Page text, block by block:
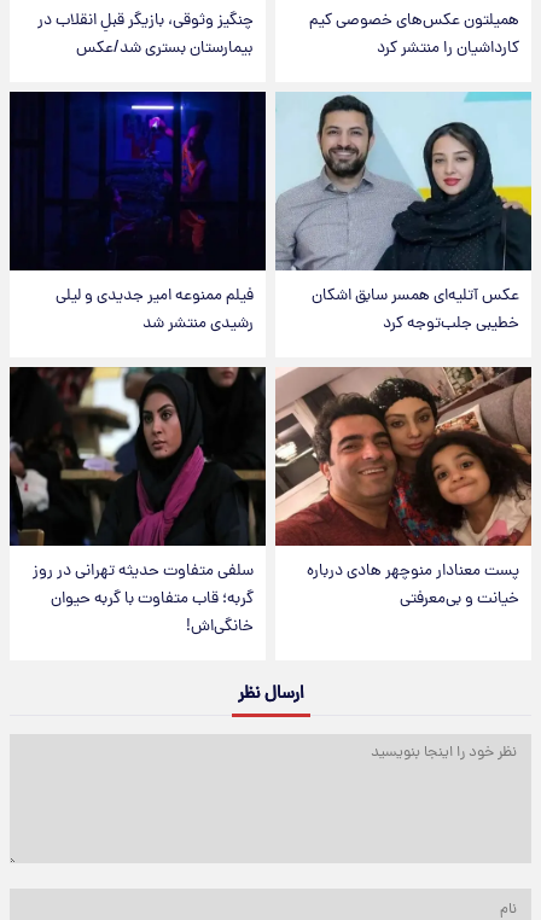
همیلتون عکس‌های خصوصی کیم‌
کارداشیان را منتشر کرد
چنگیز وثوقی، بازیگر قبلِ انقلاب در
بیمارستان بستری شد/عکس
عکس‌ آتلیه‌ای همسر سابق اشکان
خطیبی جلب‌توجه کرد
فیلم ممنوعه امیر جدیدی و لیلی
رشیدی منتشر شد
پست معنادار منوچهر هادی درباره
خیانت و بی‌معرفتی
سلفی متفاوت حدیثه تهرانی در روز
گربه؛ قاب متفاوت با گربه حیوان
خانگی‌اش!
ارسال نظر